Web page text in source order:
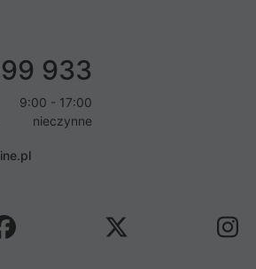
933
9:00 - 17:00
nieczynne